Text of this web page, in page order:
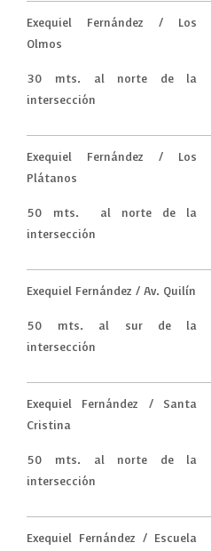
Exequiel Fernández / Los
Olmos
30 mts. al norte de la
intersección
Exequiel Fernández / Los
Plátanos
50 mts. al norte de la
intersección
Exequiel Fernández / Av. Quilín
50 mts. al sur de la
intersección
Exequiel Fernández / Santa
Cristina
50 mts. al norte de la
intersección
Exequiel Fernández / Escuela